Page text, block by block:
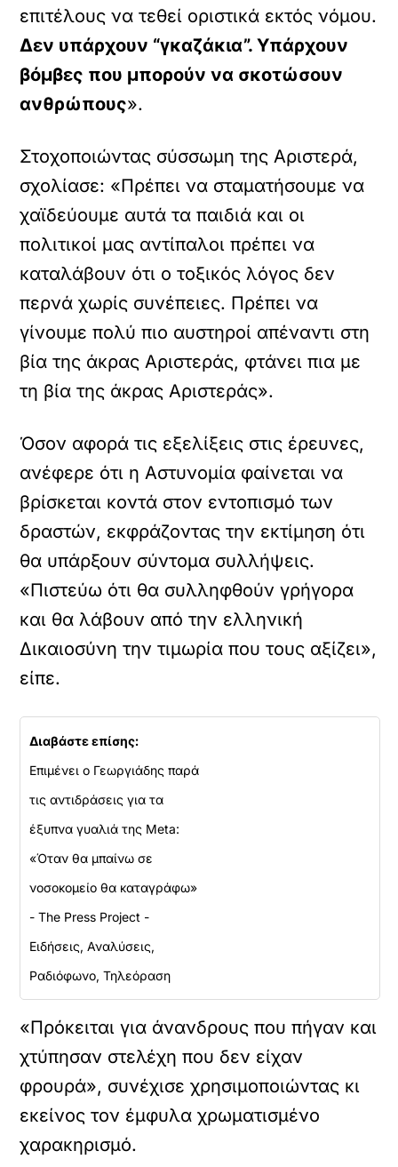
επιτέλους να τεθεί οριστικά εκτός νόμου.
Δεν υπάρχουν “γκαζάκια”. Υπάρχουν
βόμβες που μπορούν να σκοτώσουν
ανθρώπους».
Στοχοποιώντας σύσσωμη της Αριστερά,
σχολίασε: «Πρέπει να σταματήσουμε να
χαϊδεύουμε αυτά τα παιδιά και οι
πολιτικοί μας αντίπαλοι πρέπει να
καταλάβουν ότι ο τοξικός λόγος δεν
περνά χωρίς συνέπειες. Πρέπει να
γίνουμε πολύ πιο αυστηροί απέναντι στη
βία της άκρας Αριστεράς, φτάνει πια με
τη βία της άκρας Αριστεράς».
Όσον αφορά τις εξελίξεις στις έρευνες,
ανέφερε ότι η Αστυνομία φαίνεται να
βρίσκεται κοντά στον εντοπισμό των
δραστών, εκφράζοντας την εκτίμηση ότι
θα υπάρξουν σύντομα συλλήψεις.
«Πιστεύω ότι θα συλληφθούν γρήγορα
και θα λάβουν από την ελληνική
Δικαιοσύνη την τιμωρία που τους αξίζει»,
είπε.
Διαβάστε επίσης:
Επιμένει ο Γεωργιάδης παρά
τις αντιδράσεις για τα
έξυπνα γυαλιά της Meta:
«Όταν θα μπαίνω σε
νοσοκομείο θα καταγράφω»
- The Press Project -
Ειδήσεις, Αναλύσεις,
Ραδιόφωνο, Τηλεόραση
«Πρόκειται για άνανδρους που πήγαν και
χτύπησαν στελέχη που δεν είχαν
φρουρά», συνέχισε χρησιμοποιώντας κι
εκείνος τον έμφυλα χρωματισμένο
χαρακηρισμό.